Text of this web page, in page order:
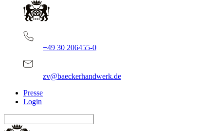
+49 30 206455-0
zv@baeckerhandwerk.de
Presse
Login